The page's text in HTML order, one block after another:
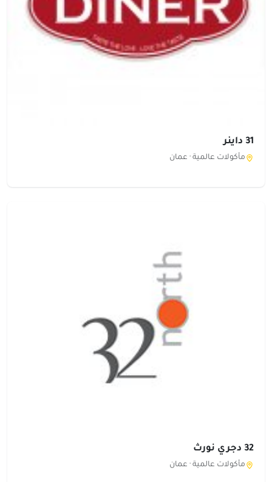
31 داينر
مأكولات عالمية · عمان
32 دجري نورث
مأكولات عالمية · عمان